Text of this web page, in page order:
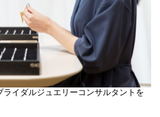
ンス・プラス）
は、「提案」が仕事です。受注生産で
お客さまの話をじっくりとお伺い
ライダルジュエリーコンサルタントを